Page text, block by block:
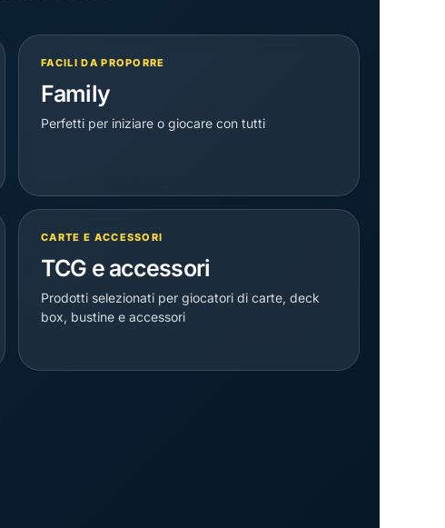
FACILI DA PROPORRE
Family
Perfetti per iniziare o giocare con tutti
CARTE E ACCESSORI
TCG e accessori
Prodotti selezionati per giocatori di carte, deck
box, bustine e accessori